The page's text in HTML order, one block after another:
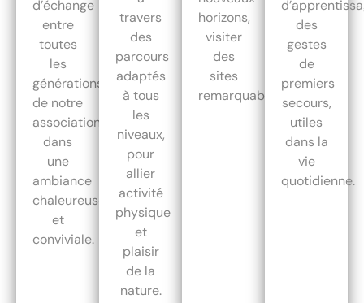
d’échange
entre
toutes
les
générations
de notre
association,
dans
une
ambiance
chaleureuse
et
conviviale.
travers
des
parcours
adaptés
à tous
les
niveaux,
pour
allier
activité
physique
et
plaisir
de la
nature.
horizons,
visiter
des
sites
remarquables.
des
gestes
de
premiers
secours,
utiles
dans la
vie
quotidienne.